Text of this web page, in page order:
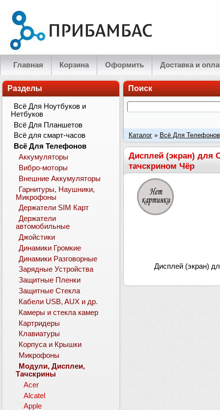
Главная Корзина Оформить Доставка и
Поиск
Каталог» Всё Для Телефонов
(RMX3191), C25S (RMX3195),
Дисплей (экран) для
тачскрином Чёр
Дисплей (экран)
Разделы
Всё Для Ноутбуков и
Нетбуков
Всё Для Планшетов
Всё для смарт-часов
Всё Для Телефонов
Аккумуляторы
Вибро-моторы
Внешние Аккумуляторы
Гарнитуры, Наушники,
Микрофоны
Держатели SIM Карт
Держатели
автомобильные
Джойстики
Динамики Громкие
Динамики Разговорные
Зарядные Устройства
Защитные Пленки
Защитные Стекла
Кабели USB, AUX и др.
Камеры и стекла камер
Картридеры
Клавиатуры
Корпуса и Крышки
Микрофоны
Модули, Дисплеи,
Тачскрины
Acer
Alcatel
Apple